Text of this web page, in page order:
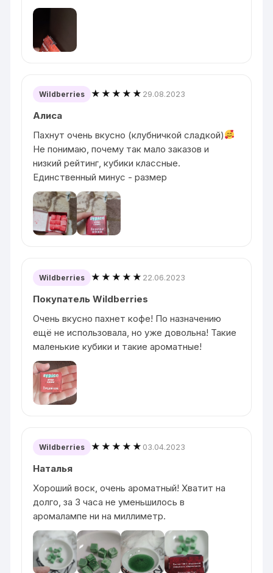
Wildberries ★★★★★ 29.08.2023
Алиса
Пахнут очень вкусно (клубничкой сладкой)
Не понимаю, почему так мало заказов и
низкий рейтинг, кубики классные.
Единственный минус - размер
Wildberries ★★★★★ 22.06.2023
Покупатель Wildberries
Очень вкусно пахнет кофе! По назначению
ещё не использовала, но уже довольна! Такие
маленькие кубики и такие ароматные!
Wildberries ★★★★★ 03.04.2023
Наталья
Хороший воск, очень ароматный! Хватит на
долго, за 3 часа не уменьшилось в
аромалампе ни на миллиметр.